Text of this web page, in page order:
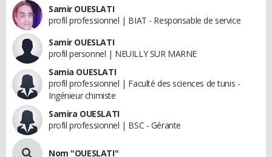
Samir OUESLATI
profil professionnel | BIAT - Responsable de service
Samir OUESLATI
profil personnel | NEUILLY SUR MARNE
Samia OUESLATI
profil professionnel | Faculté des sciences de tunis -
Ingénieur chimiste
Samira OUESLATI
profil professionnel | BSC - Gérante
Nom "OUESLATI"